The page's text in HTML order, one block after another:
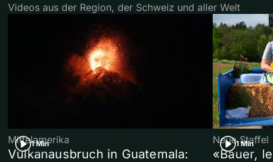
Videos aus der Region, der Schweiz und aller Welt
1 Min
Mittelamerika
Vulkanausbruch in Guatemala:
1 Min
Neue Staffel
«Bauer,